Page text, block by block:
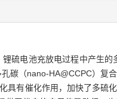
硫电池充放电过程中产生的
碳（nano-HA@CCPC）复
具有催化作用，加快了多硫